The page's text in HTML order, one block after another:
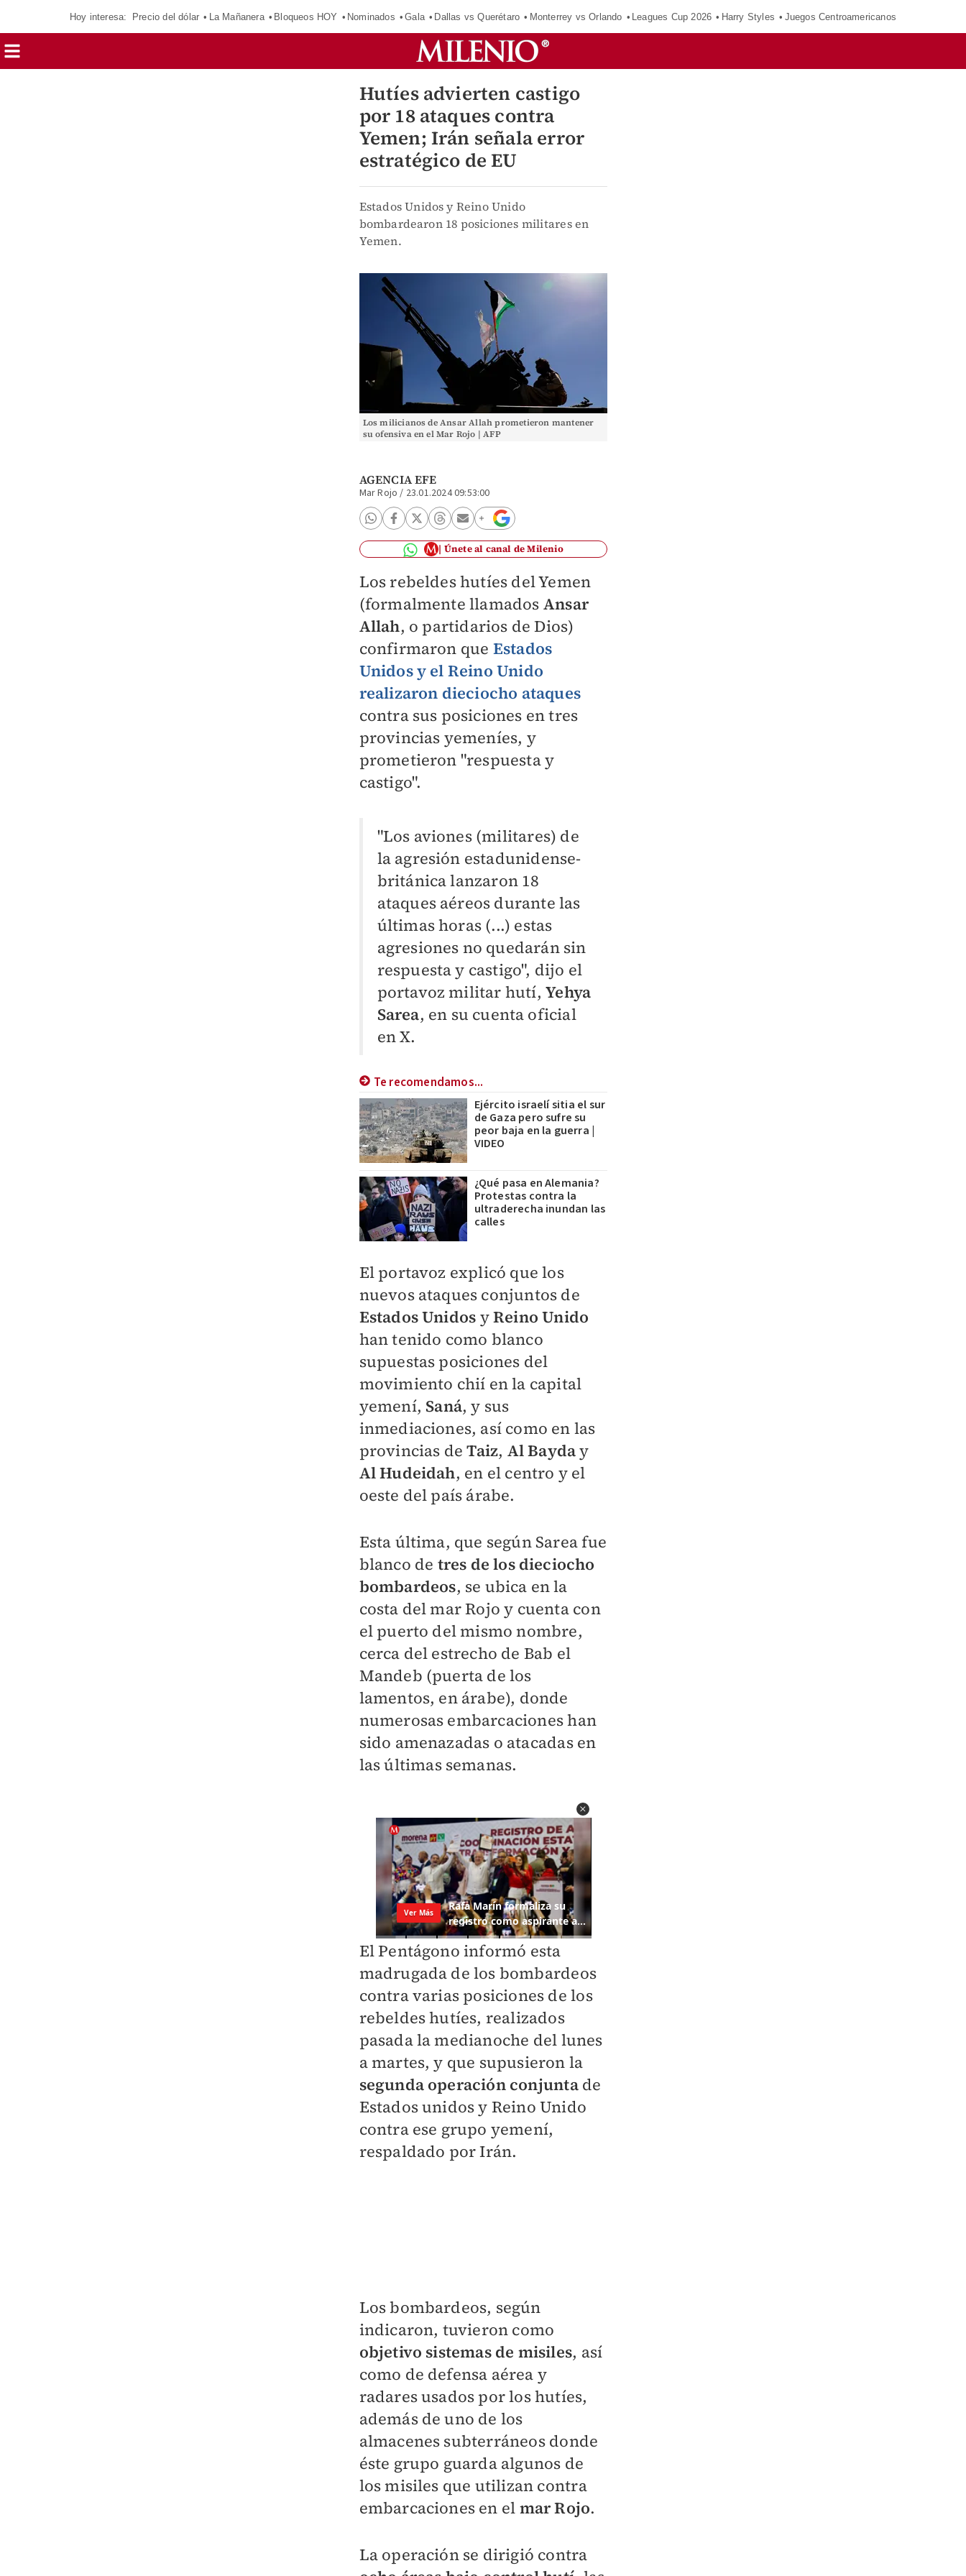
Hoy interesa: Precio del dólar La Mañanera Bloqueos HOY Nominados Gala Dallas vs Querétaro Monterrey vs Orlando Leagues Cup 2026 Harry Styles Juegos Centroamericanos
Hutíes advierten castigo
por 18 ataques contra
Yemen; Irán señala error
estratégico de EU
Estados Unidos y Reino Unido
bombardearon 18 posiciones militares en
Yemen.
Los milicianos de Ansar Allah prometieron mantener
su ofensiva en el Mar Rojo | AFP
AGENCIA EFE
Mar Rojo / 23.01.2024 09:53:00
Únete al canal de Milenio
Los rebeldes hutíes del Yemen
(formalmente llamados Ansar
Allah, o partidarios de Dios)
confirmaron que Estados
Unidos y el Reino Unido
realizaron dieciocho ataques
contra sus posiciones en tres
provincias yemeníes, y
prometieron "respuesta y
castigo".
"Los aviones (militares) de
la agresión estadunidense-
británica lanzaron 18
ataques aéreos durante las
últimas horas (...) estas
agresiones no quedarán sin
respuesta y castigo", dijo el
portavoz militar hutí,Yehya
Sarea, en su cuenta oficial
en X.
Te recomendamos...
Ejército israelí sitia el sur
de Gaza pero sufre su
peor baja en la guerra |
VIDEO
¿Qué pasa en Alemania?
Protestas contra la
ultraderecha inundan las
calles
El portavoz explicó que los
nuevos ataques conjuntos de
Estados Unidos yReino Unido
han tenido como blanco
supuestas posiciones del
movimiento chií en la capital
yemení, Saná, y sus
inmediaciones, así como en las
provincias deTaiz, Al Bayday
Al Hudeidah, en el centro y el
oeste del país árabe.
Esta última, que según Sarea fue
blanco de tres de los dieciocho
bombardeos, se ubica en la
costa del mar Rojo y cuenta con
el puerto del mismo nombre,
cerca del estrecho de Bab el
Mandeb (puerta de los
lamentos, en árabe), donde
numerosas embarcaciones han
sido amenazadas o atacadas en
las últimas semanas.
El Pentágono informó esta
madrugada de los bombardeos
contra varias posiciones de los
rebeldes hutíes, realizados
pasada la medianoche del lunes
a martes, y que supusieron la
segunda operación conjunta de
Estados unidos y Reino Unido
contra ese grupo yemení,
respaldado por Irán.
Los bombardeos, según
indicaron, tuvieron como
objetivo sistemas de misiles, así
como de defensa aérea y
radares usados por los hutíes,
además de uno de los
almacenes subterráneos donde
éste grupo guarda algunos de
los misiles que utilizan contra
embarcaciones en el mar Rojo.
La operación se dirigió contra